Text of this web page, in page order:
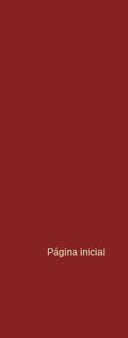
Página inicial